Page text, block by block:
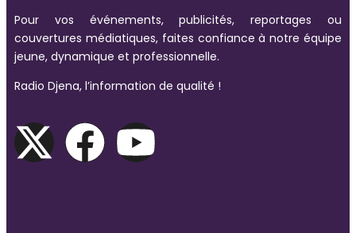
Pour vos événements, publicités, reportages ou
couvertures médiatiques, faites confiance à notre équipe
jeune, dynamique et professionnelle.
Radio Djena, l’information de qualité !